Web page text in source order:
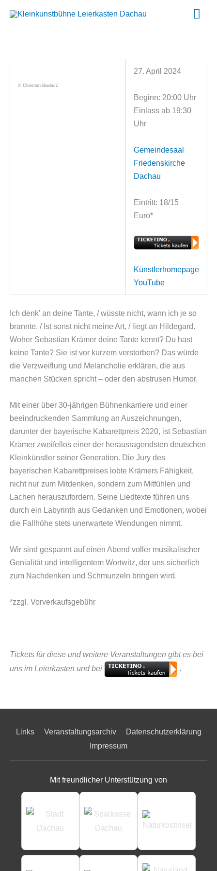
Inhalt
© Christian Biadacz
27. April 2024
Beginn: 20:00 Uhr
Einlass ab 19:30
Uhr
Gemeindesaal
Friedenskirche
Dachau
Eintritt: 18/15
Euro*
Künstlerhomepage
YouTube
Ich denk’ an deine Tante, / wüsste nicht, wann ich je so
brannte. / Ist sonst nicht meine Art, / liegt an Hildegard.
Woher Sebastian Krämer deine Tante kennt? Du hast
keine Tante? Sie ist vor kurzem verstorben? Das würde
die Verzweiflung und Melancholie erklären, die aus
manchen Stücken spricht – oder den abstrusen Humor.
Mit einer über 30-jährigen Bühnenkarriere und einer
beeindruckenden Sammlung an Auszeichnungen,
darunter der bayerische Kabarettpreis 2020, ist Sebastian
Krämer zweifellos einer der herausragendsten deutschen
Kleinkünstler seiner Generation. Die Jury des
bayerischen Kabarettpreises lobte Krämers Fähigkeit,
nicht nur zum Mitdenken, sondern zum Mitfühlen und
Lachen herauszufordern. Seine Liedtexte führen uns
durch ein Labyrinth aus Gedanken und Emotionen, wobei
die Fallhöhe stets unerwartete Wendungen nimmt.
Wir sind gespannt auf einen Abend voller musikalischer
Genialität und intelligentem Wortwitz, der uns sicherlich
zum Nachdenken und Schmunzeln bringen wird.
*zzgl. Vorverkaufsgebühr
Tickets für diese und weitere Veranstaltungen gibt es bei
uns im Leierkasten und bei
.
Links Veranstaltungsarchiv
Datenschutzerklärung
Impressum
Mit freundlicher Unterstützung von